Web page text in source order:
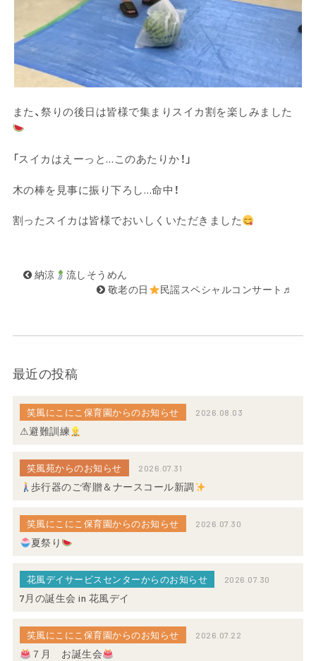
また、祭りの後日は皆様で集まりスイカ割を楽しみました
「スイカはえーっと…このあたりか！」
木の棒を見事に振り下ろし…命中！
割ったスイカは皆様でおいしくいただきました
納涼
流しそうめん
敬老の日
民謡スペシャルコンサート♬
最近の投稿
笑風にこにこ保育園からのお知らせ 2026.08.03
⚠避難訓練
笑風苑からのお知らせ 2026.07.31
歩行器のご寄贈＆ナースコール新調
笑風にこにこ保育園からのお知らせ 2026.07.30
夏祭り
花風デイサービスセンターからのお知らせ 2026.07.30
7月の誕生会 in 花風デイ
笑風にこにこ保育園からのお知らせ 2026.07.22
７月 お誕生会